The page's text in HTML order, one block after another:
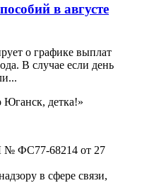
в августе
о графике выплат
В случае если день
Юганск, детка!»
ФС77-68214 от 27
в сфере связи,